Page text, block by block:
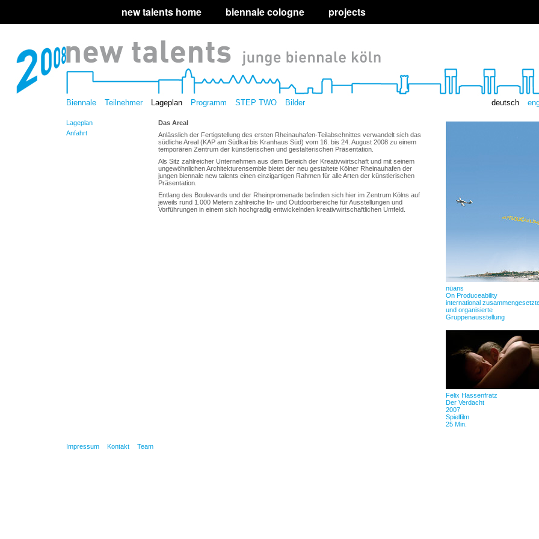
new talents home biennale cologne projects
Biennale Teilnehmer Lageplan Programm STEP TWO Bilder deutsch
Lageplan
Anfahrt
nüans
On Produceability
international
und organisierte
Gruppenausstellung
Felix Hassenfratz
Der Verdacht
2007
Spielfilm
25 Min.
Das Areal
Anlässlich der Fertigstellung des ersten Rheinauhafen-Teilabschnittes verwandelt sich das
südliche Areal (KAP am Südkai bis Kranhaus Süd) vom 16. bis 24. August 2008 zu einem
temporären Zentrum der künstlerischen und gestalterischen Präsentation.
Als Sitz zahlreicher Unternehmen aus dem Bereich der Kreativwirtschaft und mit seinem
ungewöhnlichen Architekturensemble bietet der neu gestaltete Kölner Rheinauhafen der
jungen biennale new talents einen einzigartigen Rahmen für alle Arten der künstlerischen
Präsentation.
Entlang des Boulevards und der Rheinpromenade befinden sich hier im Zentrum Kölns auf
jeweils rund 1.000 Metern zahlreiche In- und Outdoorbereiche für Ausstellungen und
Vorführungen in einem sich hochgradig entwickelnden kreativwirtschaftlichen Umfeld.
Impressum Kontakt Team